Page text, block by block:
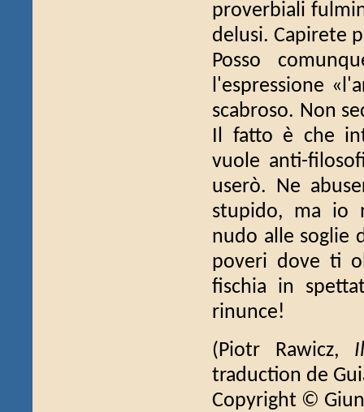
proverbiali
delusi. Capirete
Posso
l'espressione
scabroso. Non
Il fatto è che
vuole anti-
userò. Ne
stupido, ma io
nudo alle soglie
poveri dove ti
fischia in
rinunce!
(Piotr Rawicz,
traduction de
Copyright ©